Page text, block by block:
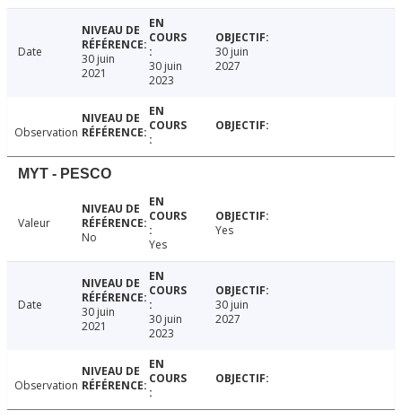
Date
30 juin
2021
30 juin
2023
30 juin
2027
Observation
MYT - PESCO
Valeur
No
Yes
Yes
Date
30 juin
2021
30 juin
2023
30 juin
2027
Observation